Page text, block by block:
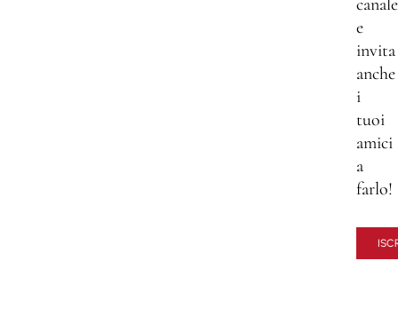
e
invita
anche
i
tuoi
amici
a
farlo!